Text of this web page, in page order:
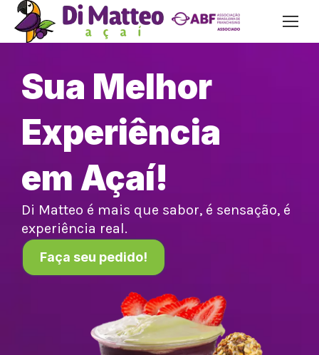
Sua Melhor
Experiência
em Açaí!
Di Matteo é mais que sabor, é sensação, é
experiência real.
Faça seu pedido!